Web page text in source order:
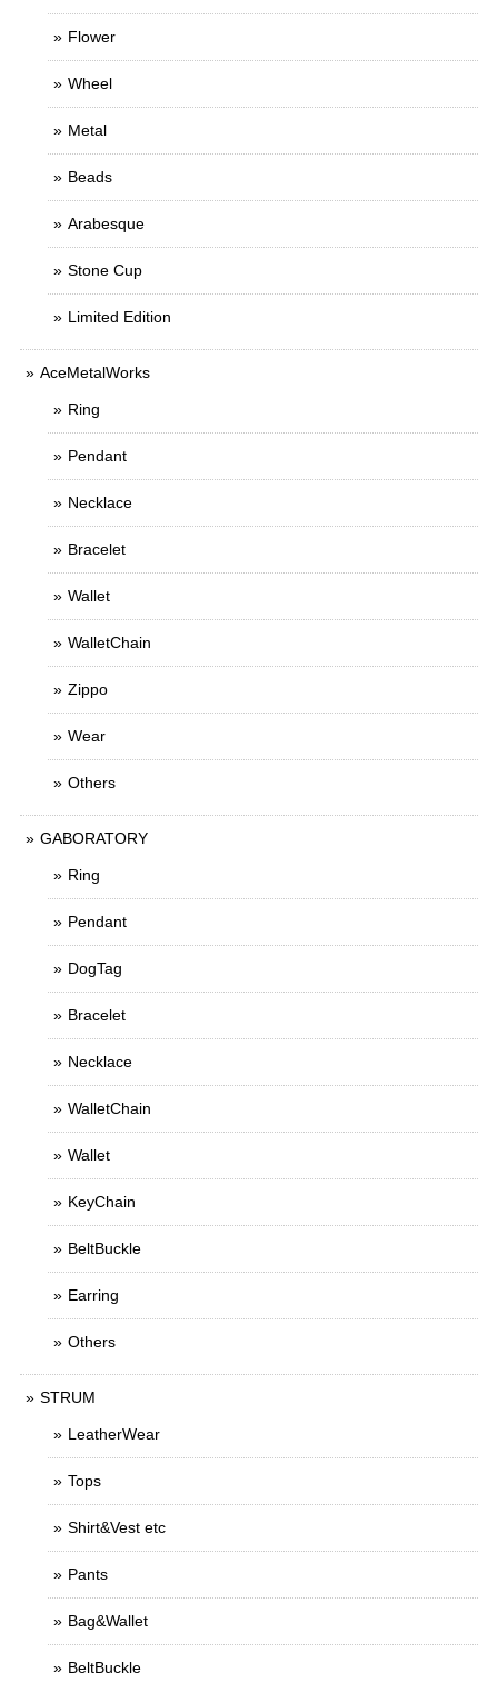
Flower
Wheel
Metal
Beads
Arabesque
Stone Cup
Limited Edition
AceMetalWorks
Ring
Pendant
Necklace
Bracelet
Wallet
WalletChain
Zippo
Wear
Others
GABORATORY
Ring
Pendant
DogTag
Bracelet
Necklace
WalletChain
Wallet
KeyChain
BeltBuckle
Earring
Others
STRUM
LeatherWear
Tops
Shirt&Vest etc
Pants
Bag&Wallet
BeltBuckle